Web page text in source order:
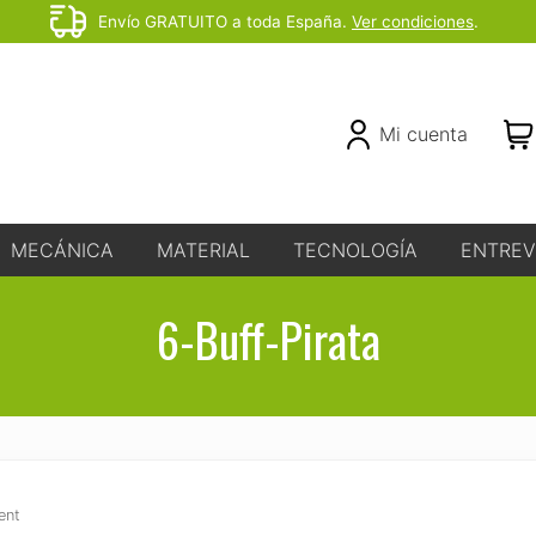
Before
Envío GRATUITO a toda España. Ver condiciones.
Header
RightMi cuenta
MECÁNICA MATERIAL TECNOLOGÍA
6-Buff-Pirata